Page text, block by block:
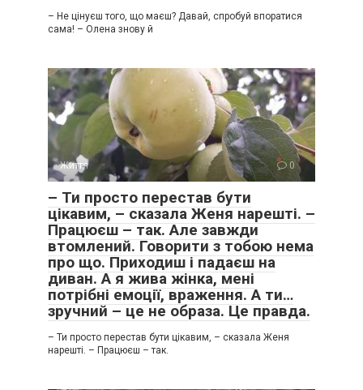
– Не цінуєш того, що маєш? Давай, спробуй впоратися
сама! – Олена знову й
Життя 0
– Ти просто перестав бути
цікавим, – сказала Женя нарешті. –
Працюєш – так. Але завжди
втомлений. Говорити з тобою нема
про що. Приходиш і падаєш на
диван. А я жива жінка, мені
потрібні емоції, враження. А ти…
зручний – це не образа. Це правда.
– Ти просто перестав бути цікавим, – сказала Женя
нарешті. – Працюєш – так.